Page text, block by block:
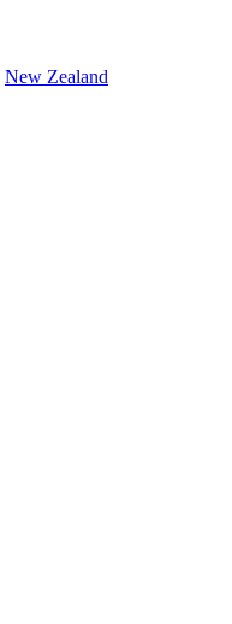
New Zealand